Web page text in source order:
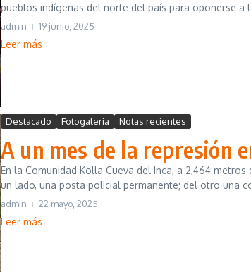
pueblos indígenas del norte del país para oponerse a
admin 19 junio, 2025
Leer más
Destacado Fotogaleria Notas recientes
A un mes de la represión
En la Comunidad Kolla Cueva del Inca, a 2,464
un lado, una posta policial permanente; del otro una
admin 22 mayo, 2025
Leer más